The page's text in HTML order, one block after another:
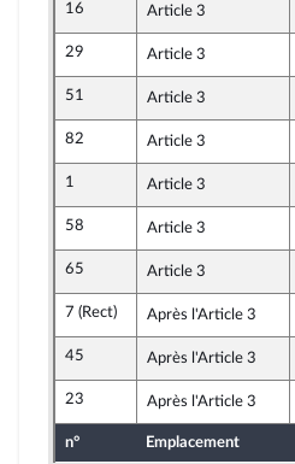
16 Article 3
29 Article 3
51 Article 3
82 Article 3
1 Article 3
58 Article 3
65 Article 3
7 (Rect) Après l'Article 3
45 Après l'Article 3
23 Après l'Article 3
n° Emplacement